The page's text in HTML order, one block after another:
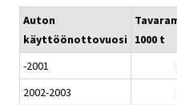
Auton
käyttöönottovuosi
1000 t
-2001
2002-2003